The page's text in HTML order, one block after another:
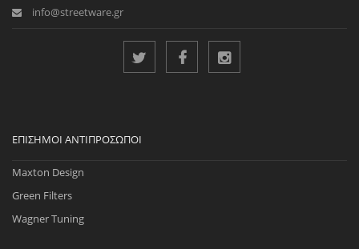
info@streetware.gr
ΕΠΊΣΗΜΟΙ ΑΝΤΙΠΡΌΣΩΠΟΙ
Maxton Design
Green Filters
Wagner Tuning